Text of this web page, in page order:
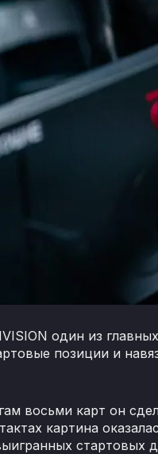
один из
позиции и
восьми карт он
картина
стартовых